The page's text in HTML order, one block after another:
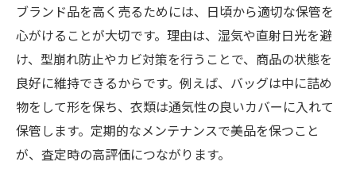
ブランド品を高く売るためには、日頃から適切な保管を
心がけることが大切です。理由は、湿気や直射日光を避
け、型崩れ防止やカビ対策を行うことで、商品の状態を
良好に維持できるからです。例えば、バッグは中に詰め
物をして形を保ち、衣類は通気性の良いカバーに入れて
保管します。定期的なメンテナンスで美品を保つこと
が、査定時の高評価につながります。